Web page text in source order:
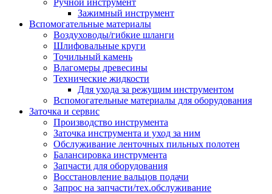
Ручной инструмент
Зажимный инструмент
Вспомогательные материалы
Воздуховоды/гибкие шланги
Шлифовальные круги
Точильный камень
Влагомеры древесины
Технические жидкости
Для ухода за режущим инструментом
Вспомогательные материалы для оборудования
Заточка и сервис
Производство инструмента
Заточка инструмента и уход за ним
Обслуживание ленточных пильных полотен
Балансировка инструмента
Запчасти для оборудования
Восстановление вальцов подачи
Запрос на запчасти/тех.обслуживание